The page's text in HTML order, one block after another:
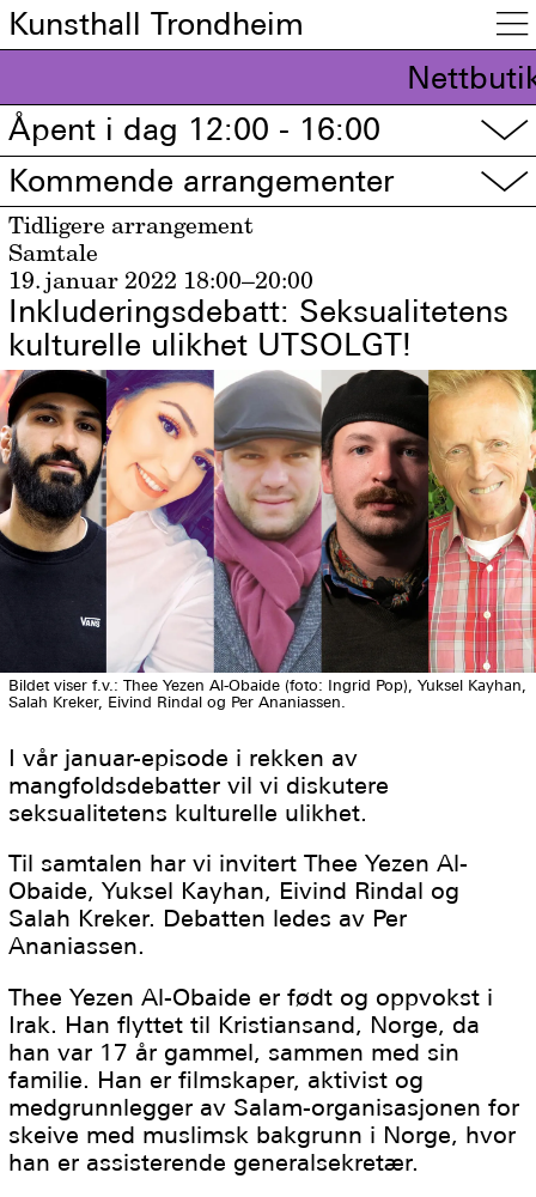
Kunsthall Trondheim 
Åpent i dag 12:00 - 16:00
▽
Kommende arrangementer ▽
Tidligere arrangement
Samtale
19. januar 2022 18:00–20:00
Inkluderingsdebatt: Seksualitetens
kulturelle ulikhet UTSOLGT!
Bildet viser f.v.: Thee Yezen Al-Obaide (foto: Ingrid Pop), Yuksel Kayhan,
Salah Kreker, Eivind Rindal og Per Ananiassen.
I vår januar-episode i rekken av
mangfoldsdebatter vil vi diskutere
seksualitetens kulturelle ulikhet.
Til samtalen har vi invitert Thee Yezen Al-
Obaide, Yuksel Kayhan, Eivind Rindal og
Salah Kreker. Debatten ledes av Per
Ananiassen.
Thee Yezen Al-Obaide er født og oppvokst i
Irak. Han flyttet til Kristiansand, Norge, da
han var 17 år gammel, sammen med sin
familie. Han er filmskaper, aktivist og
medgrunnlegger av Salam-organisasjonen for
skeive med muslimsk bakgrunn i Norge, hvor
han er assisterende generalsekretær.